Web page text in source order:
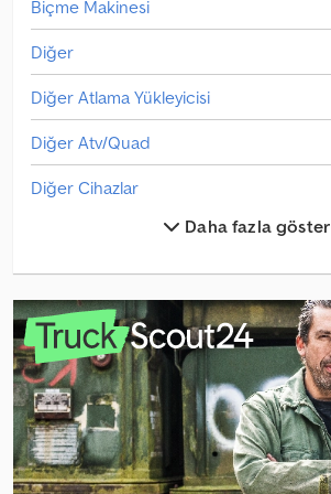
arrangement. Crsdpfx Anjyzd Rvj Hsf
Biçme Makinesi
Diğer
Diğer Atlama Yükleyicisi
Diğer Atv/Quad
Diğer Cihazlar
Diğer Diğer Özel Yapılar
Diğer Eleme Tesisi
Diğer Parçalar Ve Aksesuarlar
Diğer Presse
Diğer Sabanlar
Daha fazla göster